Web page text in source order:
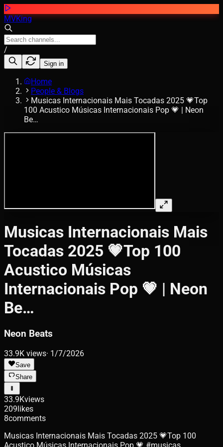
MVKing
/
Sign in
Home
People & Blogs
Musicas Internacionais Mais Tocadas 2025 💗Top
100 Acustico Músicas Internacionais Pop 💗 | Neon
Be…
Musicas Internacionais Mais
Tocadas 2025 💗Top 100
Acustico Músicas
Internacionais Pop 💗 | Neon
Be…
Neon Beats
33.9K views· 1/7/2026
Save
Share
33.9Kviews
209likes
8comments
Musicas Internacionais Mais Tocadas 2025 💗Top 100
Acustico Músicas Internacionais Pop 💗 #musicas